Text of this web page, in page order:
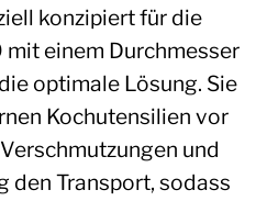
konzipiert für die
einem Durchmesser
optimale Lösung. Sie
Kochutensilien vor
und
den Transport, sodass